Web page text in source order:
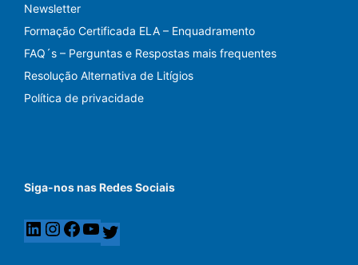
Newsletter
Formação Certificada ELA – Enquadramento
FAQ´s – Perguntas e Respostas mais frequentes
Resolução Alternativa de Litígios
Política de privacidade
Siga-nos nas Redes Sociais